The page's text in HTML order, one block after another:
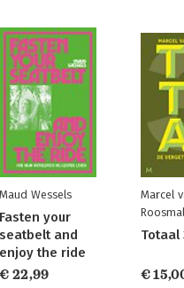
Maud Wessels
Fasten your
seatbelt and
enjoy the ride
€ 22,99
Marcel
Totaal
€